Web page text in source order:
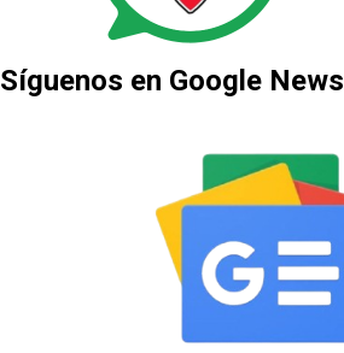
Síguenos en Google News